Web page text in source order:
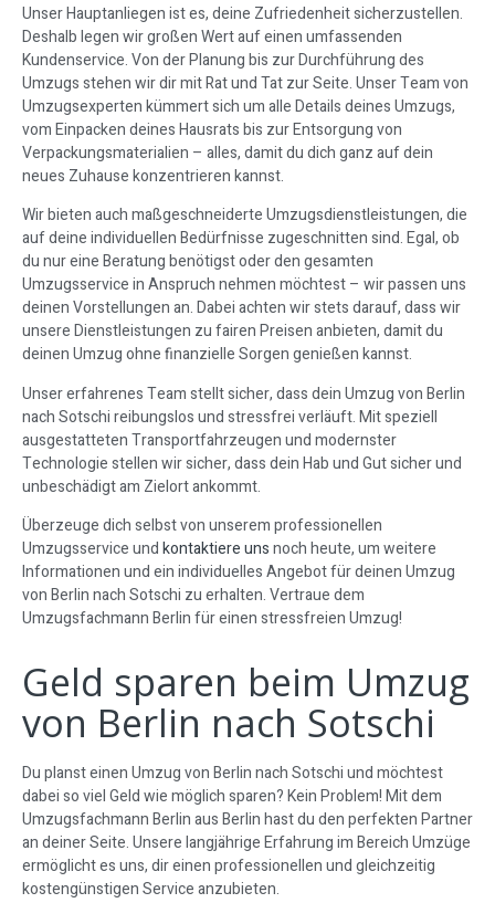
Unser Hauptanliegen ist es, deine Zufriedenheit sicherzustellen.
Deshalb legen wir großen Wert auf einen umfassenden
Kundenservice. Von der Planung bis zur Durchführung des
Umzugs stehen wir dir mit Rat und Tat zur Seite. Unser Team von
Umzugsexperten kümmert sich um alle Details deines Umzugs,
vom Einpacken deines Hausrats bis zur Entsorgung von
Verpackungsmaterialien – alles, damit du dich ganz auf dein
neues Zuhause konzentrieren kannst.
Wir bieten auch maßgeschneiderte Umzugsdienstleistungen, die
auf deine individuellen Bedürfnisse zugeschnitten sind. Egal, ob
du nur eine Beratung benötigst oder den gesamten
Umzugsservice in Anspruch nehmen möchtest – wir passen uns
deinen Vorstellungen an. Dabei achten wir stets darauf, dass wir
unsere Dienstleistungen zu fairen Preisen anbieten, damit du
deinen Umzug ohne finanzielle Sorgen genießen kannst.
Unser erfahrenes Team stellt sicher, dass dein Umzug von Berlin
nach Sotschi reibungslos und stressfrei verläuft. Mit speziell
ausgestatteten Transportfahrzeugen und modernster
Technologie stellen wir sicher, dass dein Hab und Gut sicher und
unbeschädigt am Zielort ankommt.
Überzeuge dich selbst von unserem professionellen
Umzugsservice undkontaktiere unsnoch heute, um weitere
Informationen und ein individuelles Angebot für deinen Umzug
von Berlin nach Sotschi zu erhalten. Vertraue dem
Umzugsfachmann Berlin für einen stressfreien Umzug!
Geld sparen beim Umzug
von Berlin nach Sotschi
Du planst einen Umzug von Berlin nach Sotschi und möchtest
dabei so viel Geld wie möglich sparen? Kein Problem! Mit dem
Umzugsfachmann Berlin aus Berlin hast du den perfekten Partner
an deiner Seite. Unsere langjährige Erfahrung im Bereich Umzüge
ermöglicht es uns, dir einen professionellen und gleichzeitig
kostengünstigen Service anzubieten.